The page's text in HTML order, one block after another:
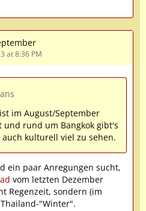
at 8:36 PM
im August/September
rund um Bangkok gibt's
kulturell viel zu sehen.
ein paar Anregungen sucht,
vom letzten Dezember
Regenzeit, sondern (im
"Winter".